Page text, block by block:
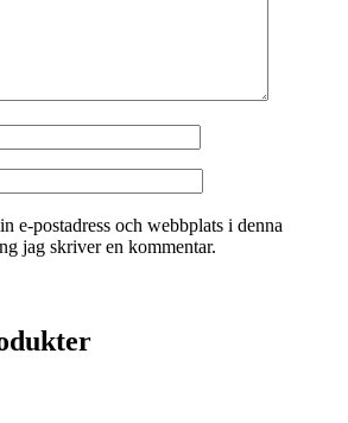
e-postadress och webbplats i denna
jag skriver en kommentar.